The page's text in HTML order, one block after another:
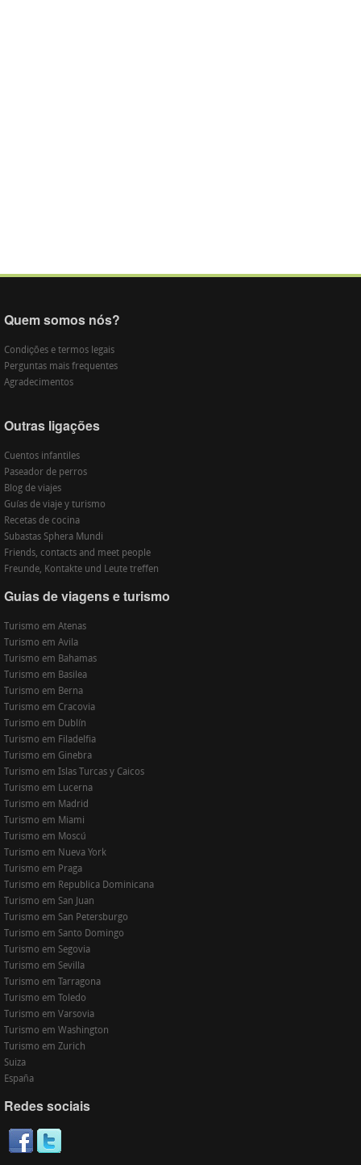
Quem somos nós?
Condições e termos legais
Perguntas mais frequentes
Agradecimentos
Outras ligações
Cuentos infantiles
Paseador de perros
Blog de viajes
Guías de viaje y turismo
Recetas de cocina
Subastas Sphera Mundi
Friends, contacts and meet people
Freunde, Kontakte und Leute treffen
Guias de viagens e turismo
Turismo em Atenas
Turismo em Avila
Turismo em Bahamas
Turismo em Basilea
Turismo em Berna
Turismo em Cracovia
Turismo em Dublín
Turismo em Filadelfia
Turismo em Ginebra
Turismo em Islas Turcas y Caicos
Turismo em Lucerna
Turismo em Madrid
Turismo em Miami
Turismo em Moscú
Turismo em Nueva York
Turismo em Praga
Turismo em Republica Dominicana
Turismo em San Juan
Turismo em San Petersburgo
Turismo em Santo Domingo
Turismo em Segovia
Turismo em Sevilla
Turismo em Tarragona
Turismo em Toledo
Turismo em Varsovia
Turismo em Washington
Turismo em Zurich
Suiza
España
Redes sociais